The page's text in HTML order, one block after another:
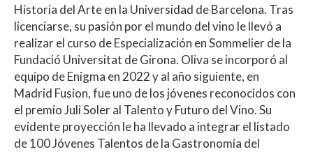
Historia del Arte en la Universidad de Barcelona. Tras
licenciarse, su pasión por el mundo del vino le llevó a
realizar el curso de Especialización en Sommelier de la
Fundació Universitat de Girona. Oliva se incorporó al
equipo de Enigma en 2022 y al año siguiente, en
Madrid Fusion, fue uno de los jóvenes reconocidos con
el premio Juli Soler al Talento y Futuro del Vino. Su
evidente proyección le ha llevado a integrar el listado
de 100 Jóvenes Talentos de la Gastronomía del